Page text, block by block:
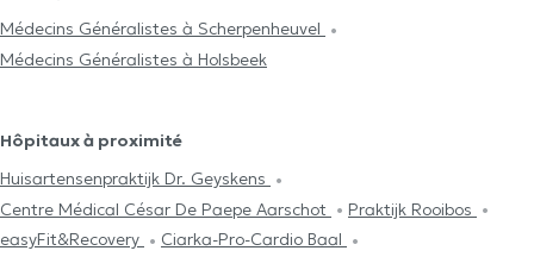
Médecins Généralistes à Scherpenheuvel
Médecins Généralistes à Holsbeek
Hôpitaux à proximité
Huisartensenpraktijk Dr. Geyskens
Centre Médical César De Paepe Aarschot
Praktijk Rooibos
easyFit&Recovery
Ciarka-Pro-Cardio Baal